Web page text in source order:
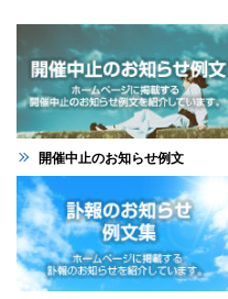
開催中止のお知らせ例文